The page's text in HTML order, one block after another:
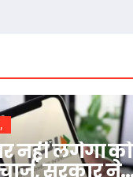
नहीं लगेगा
सरकार ने